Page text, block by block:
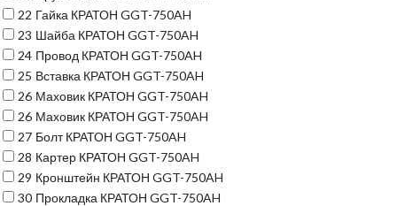
22 Гайка КРАТОН GGT-750AH
23 Шайба КРАТОН GGT-750AH
24 Провод КРАТОН GGT-750AH
25 Вставка КРАТОН GGT-750AH
26 Маховик КРАТОН GGT-750AH
26 Маховик КРАТОН GGT-750AH
27 Болт КРАТОН GGT-750AH
28 Картер КРАТОН GGT-750AH
29 Кронштейн КРАТОН GGT-750AH
30 Прокладка КРАТОН GGT-750AH